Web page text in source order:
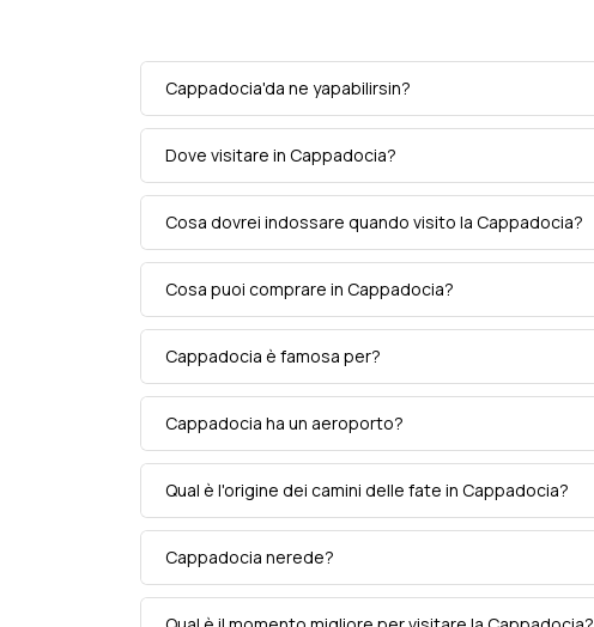
Cappadocia'da ne yapabilirsin?
Dove visitare in Cappadocia?
Cosa dovrei indossare quando visito la Cappadocia?
Cosa puoi comprare in Cappadocia?
Cappadocia è famosa per?
Cappadocia ha un aeroporto?
Qual è l'origine dei camini delle fate in Cappadocia?
Cappadocia nerede?